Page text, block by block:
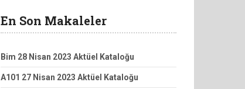
En Son Makaleler
Bim 28 Nisan 2023 Aktüel Kataloğu
A101 27 Nisan 2023 Aktüel Kataloğu